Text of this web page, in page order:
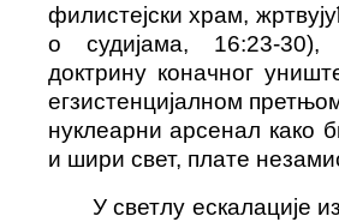
филистејски храм,
о судијама, 16:23-30),
доктрину коначног
егзистенцијалном
нуклеарни арсенал како
и шири свет, плате
У светлу ескалације